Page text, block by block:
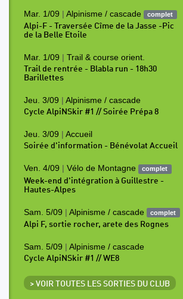
Mar. 1/09 | Alpinisme / cascade complet
Alpi-F - Traversée Cîme de la Jasse -Pic
de la Belle Etoile
Mar. 1/09 | Trail & course orient.
Trail de rentrée - Blabla run - 18h30
Barillettes
Jeu. 3/09 | Alpinisme / cascade
Cycle AlpiNSkir #1 // Soirée Prépa 8
Jeu. 3/09 | Accueil
Soirée d'information - Bénévolat Accueil
Ven. 4/09 | Vélo de Montagne complet
Week-end d'intégration à Guillestre -
Hautes-Alpes
Sam. 5/09 | Alpinisme / cascade complet
Alpi F, sortie rocher, arete des Rognes
Sam. 5/09 | Alpinisme / cascade
Cycle AlpiNSkir #1 // WE8
> VOIR TOUTES LES SORTIES DU CLUB